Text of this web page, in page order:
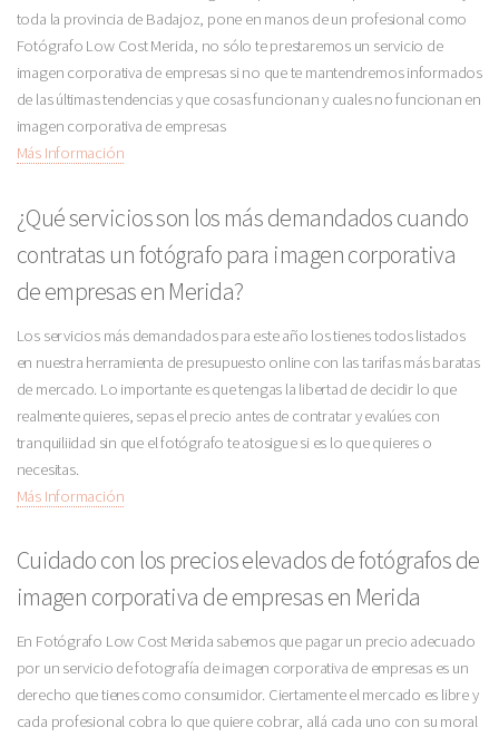
toda la provincia de Badajoz, pone en manos de un profesional como
Fotógrafo Low Cost Merida, no sólo te prestaremos un servicio de
imagen corporativa de empresas si no que te mantendremos informados
de las últimas tendencias y que cosas funcionan y cuales no funcionan en
imagen corporativa de empresas
Más Información
¿Qué servicios son los más demandados cuando
contratas un fotógrafo para imagen corporativa
de empresas en Merida?
Los servicios más demandados para este año los tienes todos listados
en nuestra herramienta de presupuesto online con las tarifas más baratas
de mercado. Lo importante es que tengas la libertad de decidir lo que
realmente quieres, sepas el precio antes de contratar y evalúes con
tranquiliidad sin que el fotógrafo te atosigue si es lo que quieres o
necesitas.
Más Información
Cuidado con los precios elevados de fotógrafos de
imagen corporativa de empresas en Merida
En Fotógrafo Low Cost Merida sabemos que pagar un precio adecuado
por un servicio de fotografía de imagen corporativa de empresas es un
derecho que tienes como consumidor. Ciertamente el mercado es libre y
cada profesional cobra lo que quiere cobrar, allá cada uno con su moral